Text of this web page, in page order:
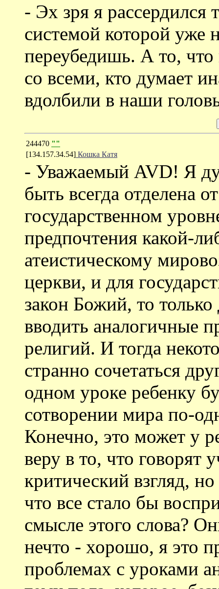
- Эх зря я рассердился
системой которой уже
переубедишь. А то,
со всеми, кто думает
вдолбили в наши
244470 ""
[134.157.34.54] Кошка Катя
- Уважаемый AVD! Я
быть всегда отделена
государственном
предпочтения какой-
атеистическому
церкви, и для
закон Божий, то
вводить аналогичные
религий. И тогда
странно сочетаться
одном уроке ребенку
сотворении мира по-
Конечно, это может у
веру в то, что говорят
критический взгляд,
что все стало бы
смысле этого слова?
нечто - хорошо, я это
проблемах с уроками